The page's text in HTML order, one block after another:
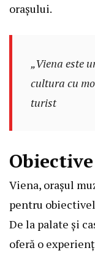
orașului.
„Viena este
cultura cu
turist
Viena, orașul
pentru
De la palate și
oferă o